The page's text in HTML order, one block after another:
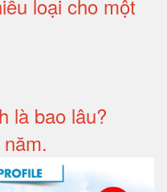
loại cho một
là bao lâu?